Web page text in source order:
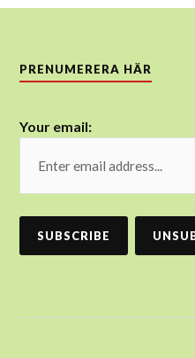
PRENUMERERA HÄR
Your email: